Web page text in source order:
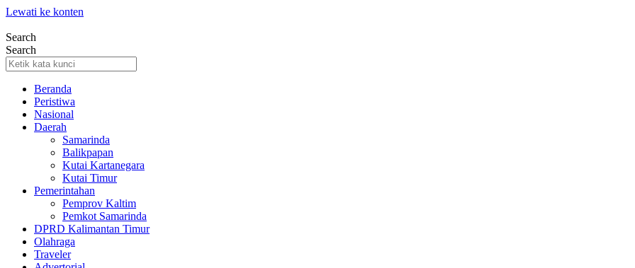
Lewati ke konten
Search
Search
Beranda
Peristiwa
Nasional
Daerah
Samarinda
Balikpapan
Kutai Kartanegara
Kutai Timur
Pemerintahan
Pemprov Kaltim
Pemkot Samarinda
DPRD Kalimantan Timur
Olahraga
Traveler